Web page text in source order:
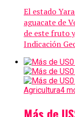
El estado
aguacate de
de este fruto
Indicación
Agricultura4
Más de